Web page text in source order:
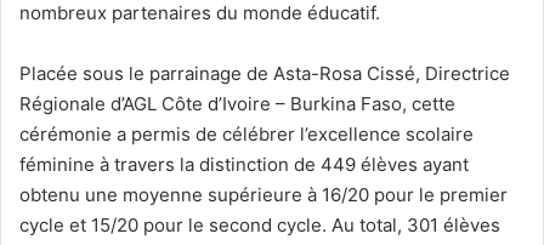
nombreux partenaires du monde éducatif.
Placée sous le parrainage de Asta-Rosa Cissé, Directrice
Régionale d’AGL Côte d’Ivoire – Burkina Faso, cette
cérémonie a permis de célébrer l’excellence scolaire
féminine à travers la distinction de 449 élèves ayant
obtenu une moyenne supérieure à 16/20 pour le premier
cycle et 15/20 pour le second cycle. Au total, 301 élèves